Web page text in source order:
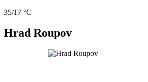
35/17 °C
Hrad Roupov